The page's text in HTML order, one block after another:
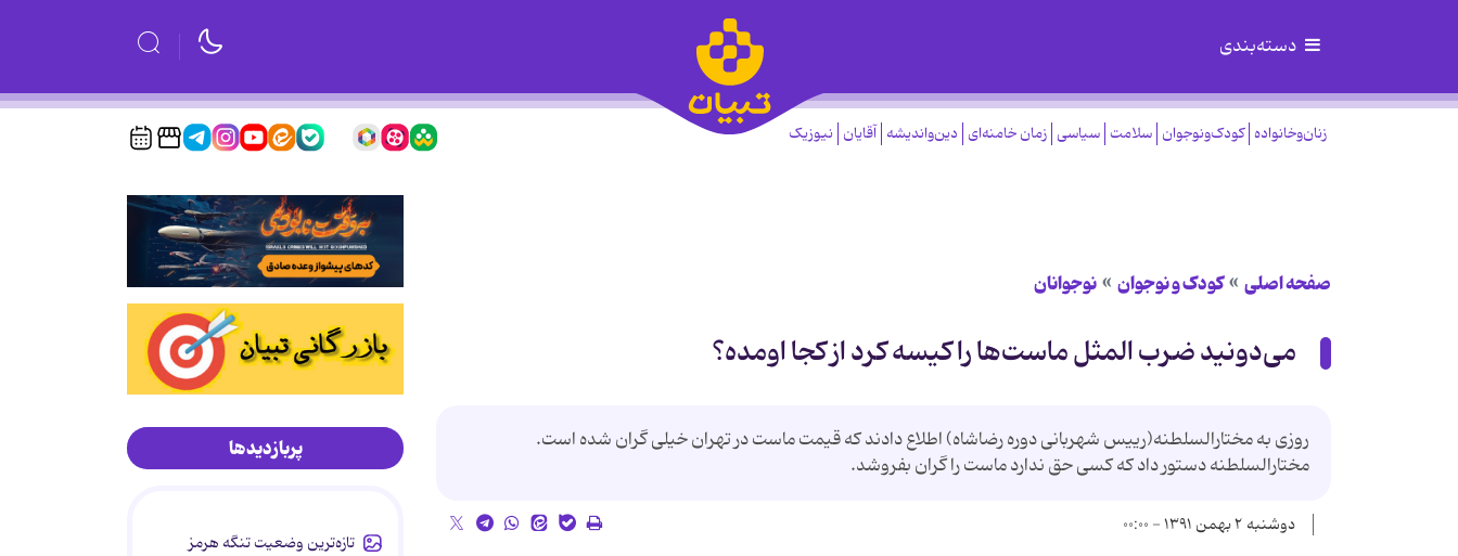
دسته‌بندی
زنان‌وخانواده کودک‌ونوجوان سلامت سیاسی زمان خامنه‌ای دین‌واندیشه آقایان نیوزیک
صفحه اصلی کودک و نوجوان نوجوانان
می‌دونید ضرب المثل ماست‌ها را کیسه کرد از کجا اومده؟
روزی به مختارالسلطنه(رییس شهربانی دوره رضاشاه) اطلاع دادند که قیمت ماست در تهران خیلی گران شده است.
مختارالسلطنه دستور داد که کسی حق ندارد ماست را گران بفروشد.
دوشنبه ۲ بهمن ۱۳۹۱ - ۰۰:۰۰
پربازدیدها
تازه‌ترین وضعیت تنگه هرمز